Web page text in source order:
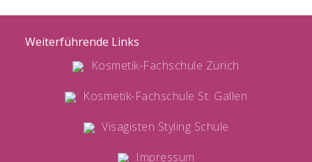
Weiterführende Links
Kosmetik-Fachschule Zürich
Kosmetik-Fachschule St. Gallen
Visagisten Styling Schule
Impressum